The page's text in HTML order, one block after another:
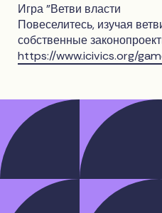
Игра "Ветви власти
Повеселитесь, изучая
собственные
https://www.icivics.org/